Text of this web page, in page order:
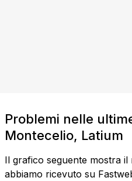
Problemi nelle
Montecelio, Latium
Il grafico seguente mostra
abbiamo ricevuto su